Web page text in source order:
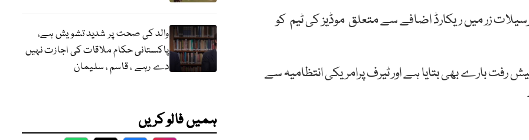
زر میں ریکارڈ اضافے سے متعلق موڈیز کی ٹیم کو
رفت بارے بھی بتایا ہے اور ٹیرف پرامریکی انتظامیہ سے
والد کی صحت پر شدید تشویش ہے،
پاکستانی حکام ملاقات کی اجازت نہیں
دے رہے ، قاسم ، سلیمان
ہمیں فالو کریں